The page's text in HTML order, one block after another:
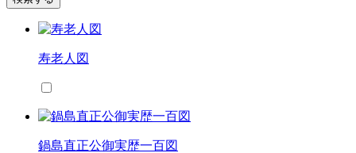
寿老人図
鍋島直正公御実歴一百図